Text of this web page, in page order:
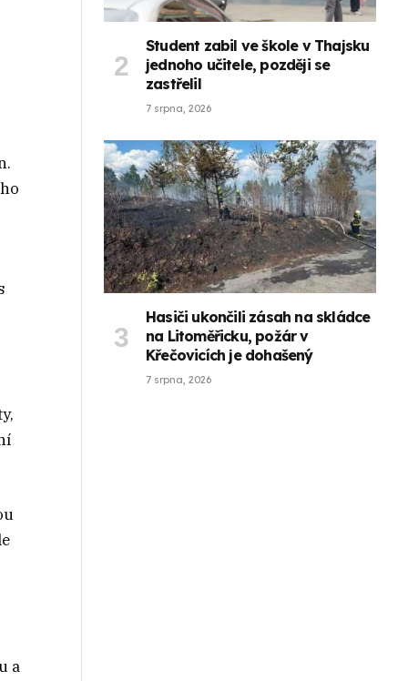
a
Student zabil ve škole v Thajsku
jednoho učitele, později se
zastřelil
7 srpna, 2026
Hasiči ukončili zásah na skládce
na Litoměřicku, požár v
Křečovicích je dohašený
7 srpna, 2026